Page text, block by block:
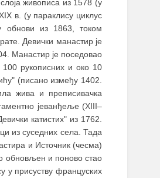
живописа из 1578 (у
в. (у параклису циклус
обнови из 1863, током
Девички манастир је
Манастир је поседовао
рукописних и око 10
(писано између 1402.
жива и преписивачка
јеванђеље (XIII‒
катистих" из 1762.
из суседних села. Тада
и Источник (чесма)
обновљен и поново стао
у присуству француских